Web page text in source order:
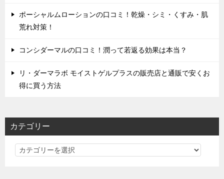
ポーシャルムローションの口コミ！乾燥・シミ・くすみ・肌
荒れ対策！
コンシダーマルの口コミ！潤って若返る効果は本当？
リ・ダーマラボ モイストゲルプラスの販売店と通販で安くお
得に買う方法
カテゴリー
カ